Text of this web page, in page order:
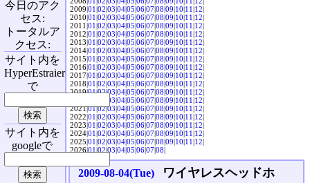
2009|01|02|03|04|05|06|07|08|09|10|11|12|
2010|01|02|03|04|05|06|07|08|09|10|11|12|
2011|01|02|03|04|05|06|07|08|09|10|11|12|
2012|01|02|03|04|05|06|07|08|09|10|11|12|
2013|01|02|03|04|05|06|07|08|09|10|11|12|
2014|01|02|03|04|05|06|07|08|09|10|11|12|
2015|01|02|03|04|05|06|07|08|09|10|11|12|
2016|01|02|03|04|05|06|07|08|09|10|11|12|
2017|01|02|03|04|05|06|07|08|09|10|11|12|
2018|01|02|03|04|05|06|07|08|09|10|11|12|
2019|01|02|03|04|05|06|07|08|09|10|11|12|
03|04|05|06|07|08|09|10|11|12|
2021|01|02|03|04|05|06|07|08|09|10|11|12|
2022|01|02|03|04|05|06|07|08|09|10|11|12|
2023|01|02|03|04|05|06|07|08|09|10|11|12|
2024|01|02|03|04|05|06|07|08|09|10|11|12|
2025|01|02|03|04|05|06|07|08|09|10|11|12|
2026|01|02|03|04|05|06|07|08|
2009-08-04(Tue)
ワイヤレスヘッドホ
今日のアク
セス:
トータルア
クセス:
サイト内を
HyperEstraier
で
サイト内を
googleで